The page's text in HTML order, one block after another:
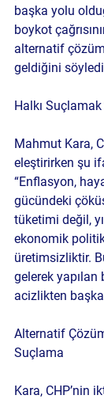
başka yolu
boykot
alternatif
geldiğini
Halkı
Mahmut Kara,
eleştirirken şu
“Enflasyon,
gücündeki
tüketimi değil,
ekonomik
üretimsizliktir.
gelerek yapılan
acizlikten
Alternatif
Suçlama
Kara, CHP’nin